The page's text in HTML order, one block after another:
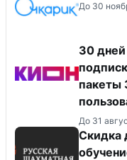
До 30
30 дней
пакеты
До 31
Скидка